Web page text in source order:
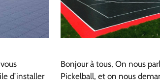
d’installer
Bonjour à tous, On nous
Pickelball, et on nous